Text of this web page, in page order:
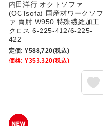
内田洋行 オクトソファ
(OCTsofa) 国産材ワークソフ
ァ 両肘 W950 特殊繊維加工
クロス 6-225-412/6-225-
422
定価: ¥588,720(税込)
価格: ¥353,320(税込)